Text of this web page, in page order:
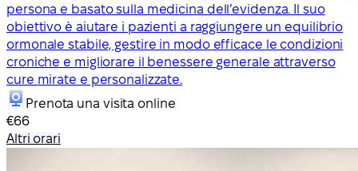
persona e basato sulla medicina dell’evidenza. Il suo
obiettivo è aiutare i pazienti a raggiungere un equilibrio
ormonale stabile, gestire in modo efficace le condizioni
croniche e migliorare il benessere generale attraverso
cure mirate e personalizzate.
Prenota una visita online
€66
Altri orari